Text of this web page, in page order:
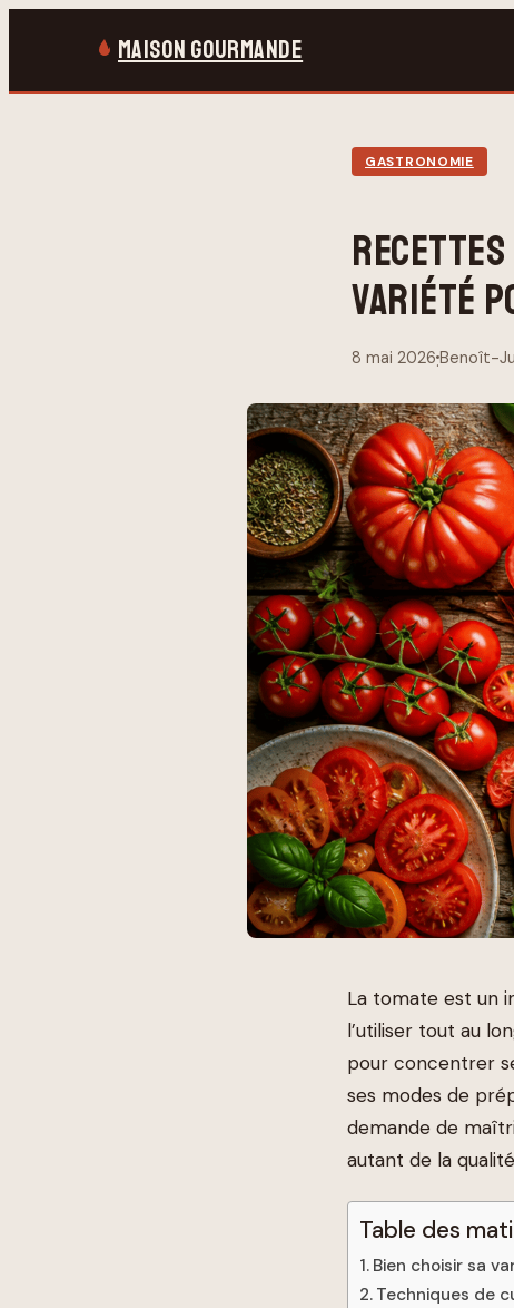
MAISON GOURMANDE
GASTRONOMIE
VARIÉTÉ
8 mai 2026·Benoît-
La tomate est un
l’utiliser tout au
pour concentrer
ses modes de
demande de
autant de la
Table des
Bien choisir sa
Techniques de